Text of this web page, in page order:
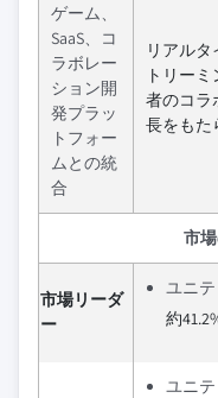
ゲーム、
SaaS、コ
ラボレー
ション開
発プラッ
トフォー
ムとの統
合
リアル
トリー
者のコラ
長をもた
市
市場リーダ
ー
ユニ
約
ユニ